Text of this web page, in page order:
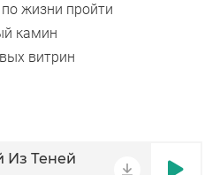
жизни пройти
камин
витрин
Из Теней